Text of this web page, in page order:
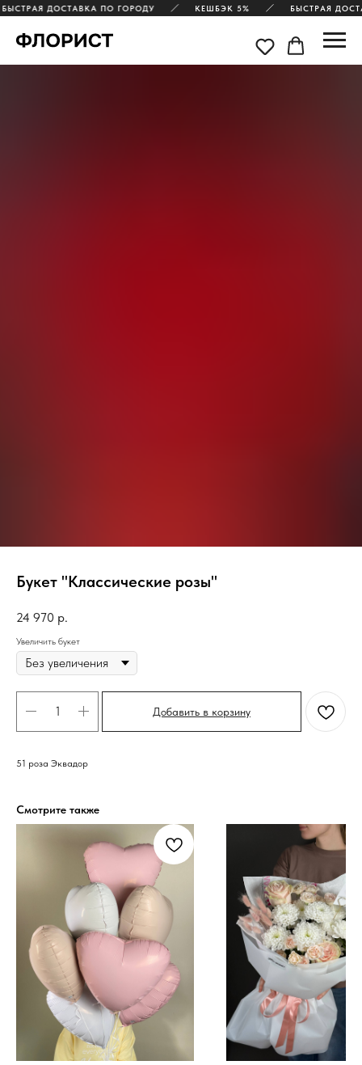
ДОСТАВКА ПО ГОРОДУ КЕШБЭК 5% БЫСТРАЯ
Букет "Классические розы"
24 970 р.
Увеличить букет
Добавить в корзину
51 роза Эквадор
Смотрите также